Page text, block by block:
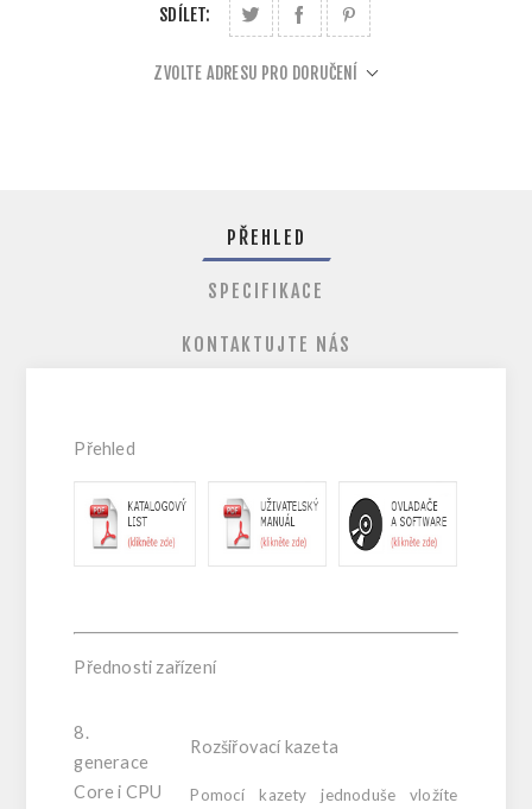
SDÍLET:
ZVOLTE ADRESU PRO DORUČENÍ
PŘEHLED
SPECIFIKACE
KONTAKTUJTE NÁS
Přehled
Přednosti zařízení
8.
generace
Core i CPU
Rozšiřovací kazeta
Pomocí kazety jednoduše vložíte